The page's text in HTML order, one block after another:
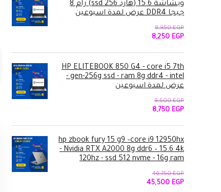
وبشاشة 15.6 (هارد 256 ssd) رام 8
جيجا DDR4 عرض لمدة اسبوعين
8,950EGP
السعر
هو:
8,950 EGP.
8,250 EGP
السعر
هو:
8,250 EGP.
HP ELITEBOOK 850 G4 - core i5 7th
gen-256g ssd - ram 8g ddr4 - intel -
عرض لمدة اسبوعين
9,500EGP
السعر
هو:
9,500 EGP.
8,750 EGP
السعر
هو:
8,750 EGP.
hp zbook fury 15 g9 –core i9 12950hx
- Nvidia RTX A2000 8g ddr6 – 15.6 4k
120hz - ssd 512 nvme - 16g ram
46,750EGP
السعر45,500 EGP
السعر